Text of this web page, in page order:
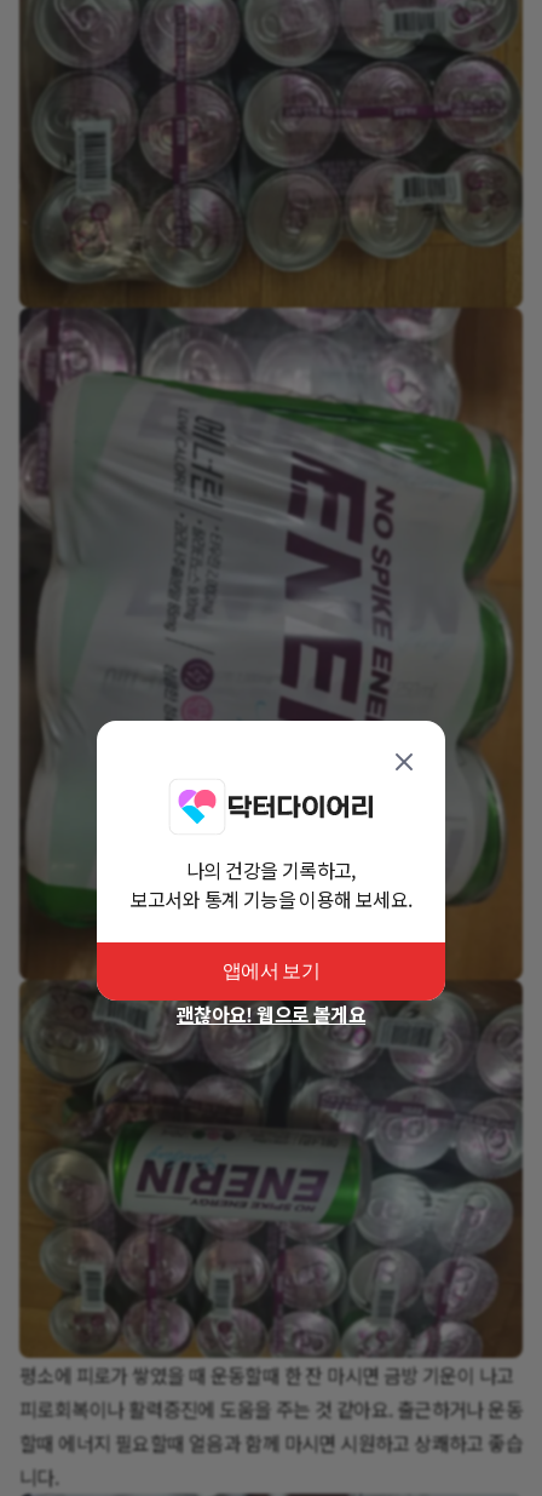
평소에 피로가 쌓였을 때 운동할때 한 잔 마시면 금방 기운이 나고
피로회복이나 활력증진에 도움을 주는 것 같아요. 출근하거나 운동
할때 에너지 필요할때 얼음과 함께 마시면 시원하고 상쾌하고 좋습
니다.
나의 건강을 기록하고,
보고서와 통계 기능을 이용해 보세요.
앱에서 보기
괜찮아요! 웹으로 볼게요